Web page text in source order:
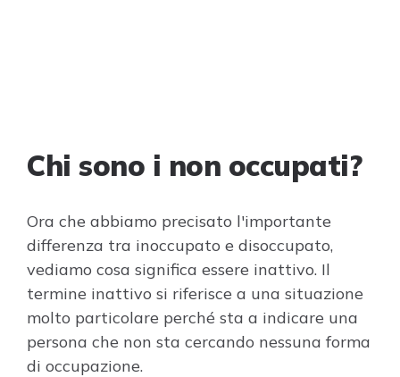
Chi sono i non occupati?
Ora che abbiamo precisato l'importante
differenza tra inoccupato e disoccupato,
vediamo cosa significa essere inattivo. Il
termine inattivo si riferisce a una situazione
molto particolare perché sta a indicare una
persona che non sta cercando nessuna forma
di occupazione.